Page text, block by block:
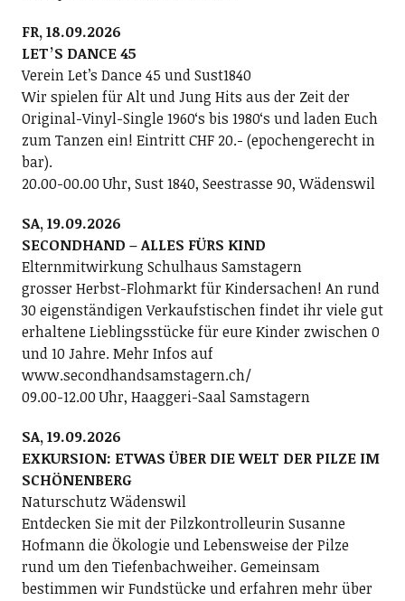
FR, 18.09.2026
LETʼS DANCE 45
Verein Letʼs Dance 45 und Sust1840
Wir spielen für Alt und Jung Hits aus der Zeit der
Original-Vinyl-Single 1960ʻs bis 1980ʻs und laden Euch
zum Tanzen ein! Eintritt CHF 20.- (epochengerecht in
bar).
20.00-00.00 Uhr, Sust 1840, Seestrasse 90, Wädenswil
SA, 19.09.2026
SECONDHAND – ALLES FÜRS KIND
Elternmitwirkung Schulhaus Samstagern
grosser Herbst-Flohmarkt für Kindersachen! An rund
30 eigenständigen Verkaufstischen findet ihr viele gut
erhaltene Lieblingsstücke für eure Kinder zwischen 0
und 10 Jahre. Mehr Infos auf
www.secondhandsamstagern.ch/
09.00-12.00 Uhr, Haaggeri-Saal Samstagern
SA, 19.09.2026
EXKURSION: ETWAS ÜBER DIE WELT DER PILZE IM
SCHÖNENBERG
Naturschutz Wädenswil
Entdecken Sie mit der Pilzkontrolleurin Susanne
Hofmann die Ökologie und Lebensweise der Pilze
rund um den Tiefenbachweiher. Gemeinsam
bestimmen wir Fundstücke und erfahren mehr über